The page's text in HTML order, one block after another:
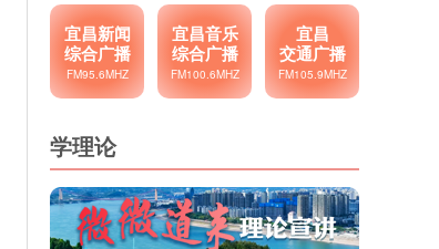
宜昌新闻
综合广播
FM95.6MHZ
宜昌音乐
综合广播
FM100.6MHZ
宜昌
交通广播
FM105.9MHZ
学理论